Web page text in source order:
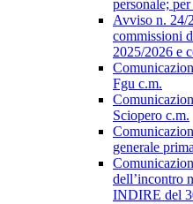
personale;
Avviso n. 24/
commissioni
2025/2026 e
Fgu c.m.
Sciopero c.m.
generale
dell’incontro
INDIRE del